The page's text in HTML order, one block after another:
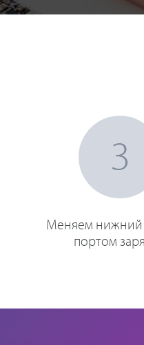
3
Меняем нижний
портом